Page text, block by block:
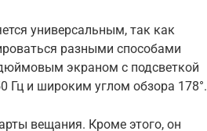
универсальным, так как
разными способами
экраном с подсветкой
Гц и широким углом обзора 178°.
вещания. Кроме этого, он